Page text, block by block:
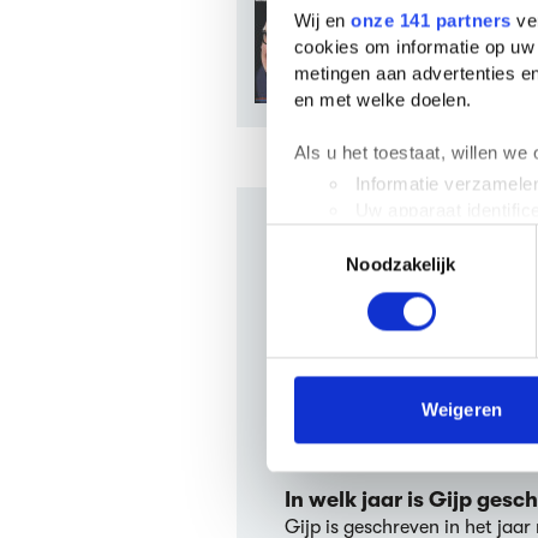
Wij en onze 141 partners
cookies om informatie op
metingen aan advertenties
en met welke doelen.
Als u het toestaat, willen we
Informatie
toestemming op elk
We gebruiken cookies om
media, adverteren en
verstrekt of die ze hebben
Noodzakelijk
Weigeren
Gijp door
Geschreven
Wie schreef Gijp?
Gijp werd geschreven door
boeken van deze auteur zijn
3PAKbundel 2024(2024).
In welk jaar is Gijp
Gijp is geschreven in het jaar